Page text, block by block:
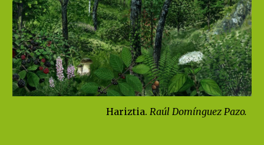
Hariztia. Raúl Domínguez Pazo.